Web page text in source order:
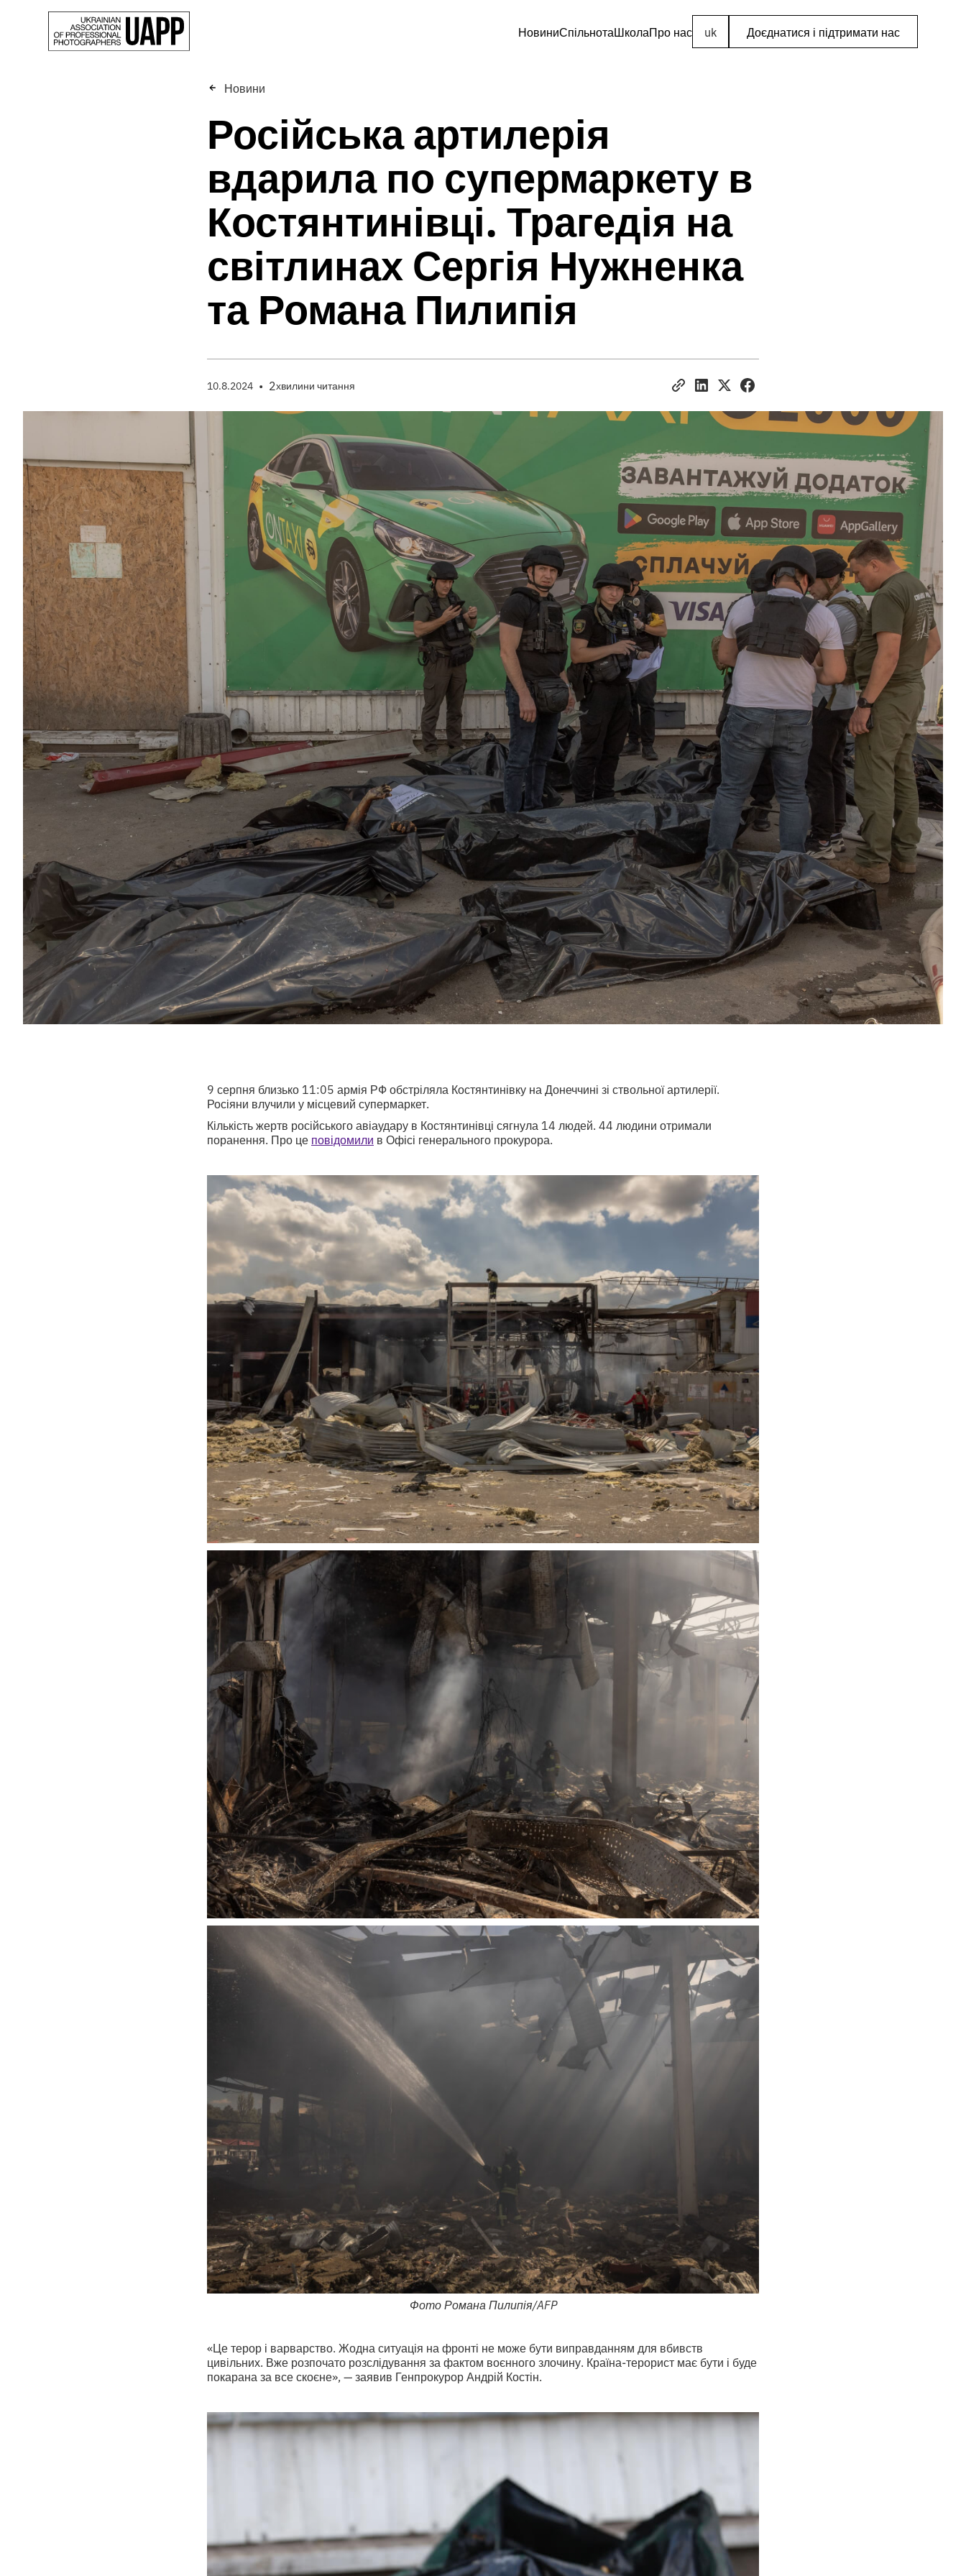
НовиниСпільнотаШколаПро нас uk Доєднатися і підтримати нас
Новини
Російська артилерія
вдарила по супермаркету в
Костянтинівці. Трагедія на
світлинах Сергія Нужненка
та Романа Пилипія
10.8.2024 • 2хвилини читання
9 серпня близько 11:05 армія РФ обстріляла Костянтинівку на Донеччині зі ствольної артилерії.
Росіяни влучили у місцевий супермаркет.
Кількість жертв російського авіаудару в Костянтинівці сягнула 14 людей. 44 людини отримали
поранення. Про це повідомили в Офісі генерального прокурора.
Фото Романа Пилипія/AFP
«Це терор і варварство. Жодна ситуація на фронті не може бути виправданням для вбивств
цивільних. Вже розпочато розслідування за фактом воєнного злочину. Країна-терорист має бути і буде
покарана за все скоєне», — заявив Генпрокурор Андрій Костін.